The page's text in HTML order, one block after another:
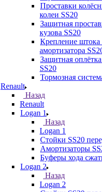
Проставки
колеи SS20
Защитная
кузова SS20
Крепление штока
амортизатора
Защитная
SS20
Тормозная
Renault
Назад
Renault
Logan 1
Назад
Logan 1
Стойки SS20
Амортизаторы
Буферы хода
Logan 2
Назад
Logan 2